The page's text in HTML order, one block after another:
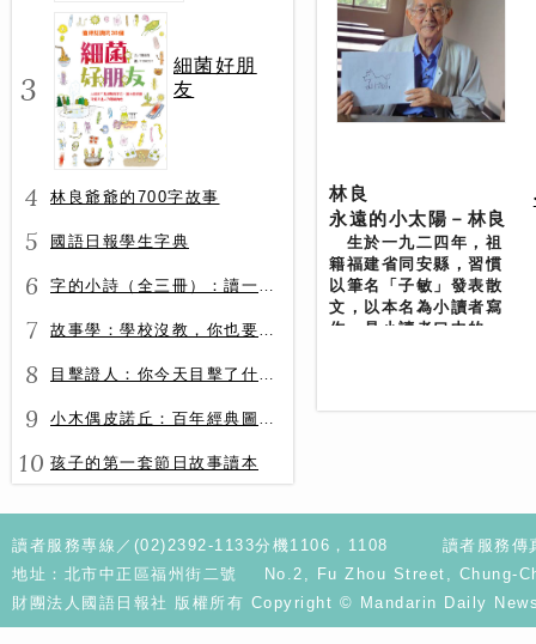
3
細菌好朋
友
4 林良爺爺的700字故事
5 國語日報學生字典
6 字的小詩（全三冊）：讀一首詩，交一個字朋友（字字小宇宙+字字看心情+字字有意思）
7 故事學：學校沒教，你也要會的表達力
8 目擊證人：你今天目擊了什麼？
9 小木偶皮諾丘：百年經典圖文全譯版
10 孩子的第一套節日故事讀本
林良
永遠的小太陽－林良
生於一九二四年，祖
籍福建省同安縣，習慣
以筆名「子敏」發表散
文，以本名為小讀者寫
作，是小讀者口中的
過小學老師、新聞記
繼續從事寫作。 以兒
童文學工作為生平職
志，為兒童寫作長達五
十多年，以國語日報
「看圖說話」專欄與小
讀者服務專線／(02)2392-1133分機1106，1108
讀者服務
地址：北市中正區福州街二號 No.2, Fu Zhou Street, Chung-
財團法人國語日報社 版權所有 Copyright © Mandarin Daily